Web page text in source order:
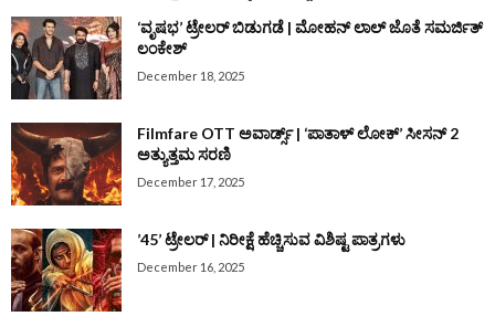
‘ವೃಷಭ’ ಟ್ರೇಲರ್‌ ಬಿಡುಗಡೆ | ಮೋಹನ್‌ ಲಾಲ್‌ ಜೊತೆ ಸಮರ್ಜಿತ್‌
ಲಂಕೇಶ್‌
December 18, 2025
Filmfare OTT ಅವಾರ್ಡ್ಸ್‌ | ‘ಪಾತಾಳ್‌ ಲೋಕ್‌’ ಸೀಸನ್‌ 2
ಅತ್ಯುತ್ತಮ ಸರಣಿ
December 17, 2025
’45’ ಟ್ರೇಲರ್‌ | ನಿರೀಕ್ಷೆ ಹೆಚ್ಚಿಸುವ ವಿಶಿಷ್ಟ ಪಾತ್ರಗಳು
December 16, 2025